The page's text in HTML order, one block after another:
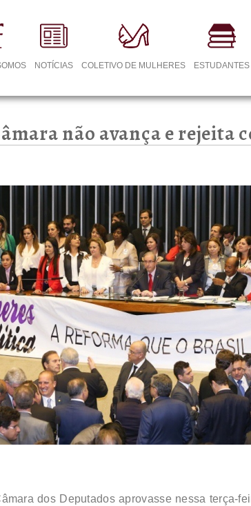
NOTÍCIAS COLETIVO DE MULHERES ESTUDANTES
não avança e rejeita
dos Deputados aprovasse nessa terça-